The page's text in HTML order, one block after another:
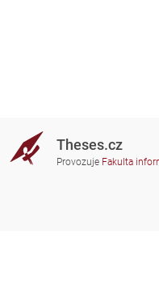
Theses.cz
Provozuje Fakulta